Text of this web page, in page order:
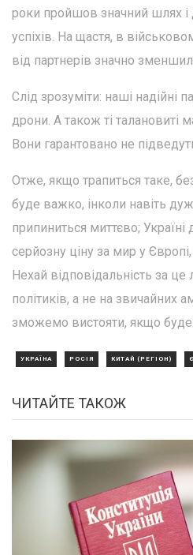
роки пройшов значний шлях і
успіхів. На щастя, в
від партнерів значно
Слід зрозуміти: наші надійні
дрони. А також ті талановиті
Вони гарантовано не
Отже, якщо трапиться таке,
буде важко, інколи навіть
припиниться миттєво; Україні
серйозну ціну за мир у
Нехай відповідальність за
політиків, а не на звичайних
зможемо вистояти, якщо
УКРАЇНА РОСІЯ КИТАЙ (РЕГІОН)
ЧИТАЙТЕ ТАКОЖ